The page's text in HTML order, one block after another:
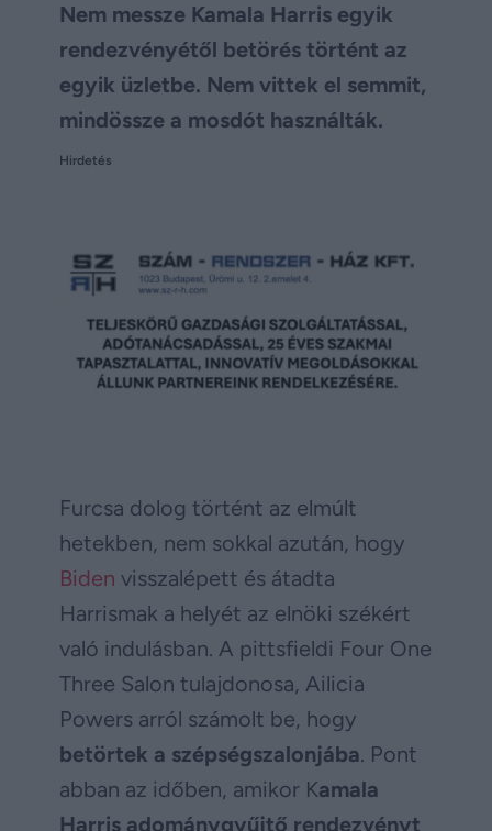
Nem messze Kamala Harris egyik
rendezvényétől betörés történt az
egyik üzletbe. Nem vittek el semmit,
mindössze a mosdót használták.
Hirdetés
Furcsa dolog történt az elmúlt
hetekben, nem sokkal azután, hogy
Biden visszalépett és átadta
Harrismak a helyét az elnöki székért
való indulásban. A pittsfieldi Four One
Three Salon tulajdonosa, Ailicia
Powers arról számolt be, hogy
betörtek a szépségszalonjába. Pont
abban az időben, amikor Kamala
Harris adománygyűjtő rendezvényt